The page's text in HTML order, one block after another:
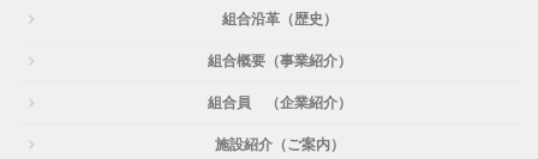
組合沿革（歴史）
組合概要（事業紹介）
組合員 （企業紹介）
施設紹介（ご案内）